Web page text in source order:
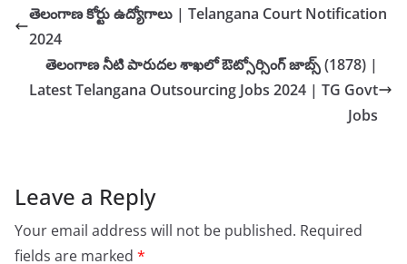
తెలంగాణ కోర్టు ఉద్యోగాలు | Telangana Court Notification
2024
తెలంగాణ నీటి పారుదల శాఖలో ఔట్సోర్సింగ్ జాబ్స్ (1878) |
Latest Telangana Outsourcing Jobs 2024 | TG Govt
Jobs
Leave a Reply
Your email address will not be published. Required
fields are marked *